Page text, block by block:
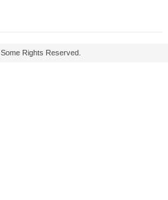
Some Rights Reserved.